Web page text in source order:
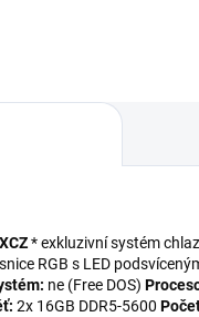
* exkluzivní systém
RGB s LED
ne (Free DOS)
2x 16GB DDR5-5600